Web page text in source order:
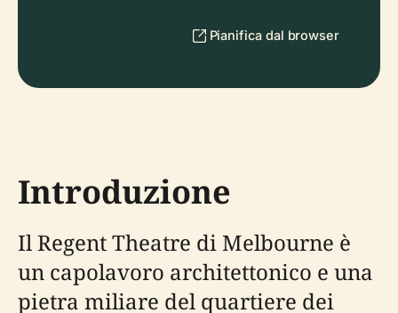
Pianifica dal browser
Introduzione
Il Regent Theatre di Melbourne è
un capolavoro architettonico e una
pietra miliare del quartiere dei